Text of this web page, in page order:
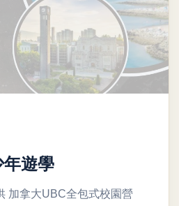
年遊學
加拿大UBC全包式校園營